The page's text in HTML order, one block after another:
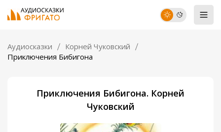
Аудиосказки
Корней Чуковский
Приключения Бибигона
Приключения Бибигона. Корней
Чуковский